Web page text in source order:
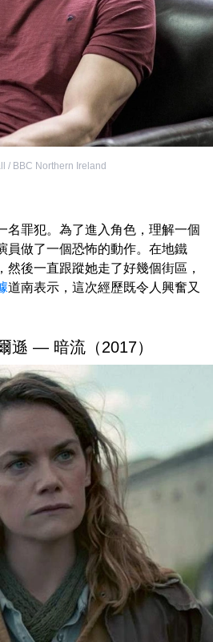
/ BBC Northern Ireland
名罪犯。為了進入角色，理解一個
員做了一個恐怖的動作。在地鐵
然後一直跟蹤她走了好幾個街區，
道南表示，這次經歷既令人興奮又
遜 — 暗流（2017）